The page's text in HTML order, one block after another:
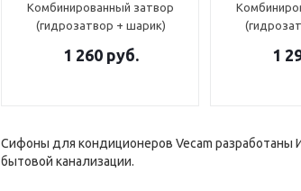
Комбинированный затвор
(гидрозатвор + шарик)
1 260руб. 1
Сифоны для кондиционеров Vecam разработаны
бытовой канализации.